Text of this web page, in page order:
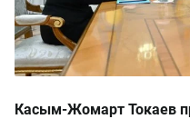
Касым-Жомарт Токаев